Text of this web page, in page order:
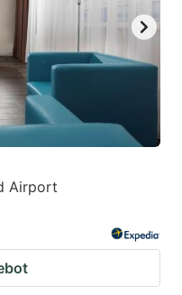
Airport